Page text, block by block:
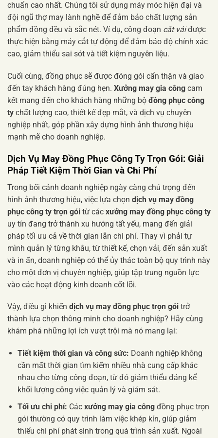
chuẩn cao nhất. Chúng tôi sử dụng máy móc hiện đại và
đội ngũ thợ may lành nghề để đảm bảo chất lượng sản
phẩm đồng đều và sắc nét. Ví dụ, công đoạn cắt vảiđược
thực hiện bằng máy cắt tự động để đảm bảo độ chính xác
cao, giảm thiểu sai sót và tiết kiệm nguyên liệu.
Cuối cùng, đồng phục sẽ được đóng gói cẩn thận và giao
đến tay khách hàng đúng hẹn. Xưởng may gia công cam
kết mang đến cho khách hàng những bộ đồng phục công
ty chất lượng cao, thiết kế đẹp mắt, và dịch vụ chuyên
nghiệp nhất, góp phần xây dựng hình ảnh thương hiệu
mạnh mẽ cho doanh nghiệp.
Dịch Vụ May Đồng Phục Công Ty Trọn Gói: Giải
Pháp Tiết Kiệm Thời Gian và Chi Phí
Trong bối cảnh doanh nghiệp ngày càng chú trọng đến
hình ảnh thương hiệu, việc lựa chọn dịch vụ may đồng
phục công ty trọn gói từ các xưởng may đồng phục công ty
uy tín đang trở thành xu hướng tất yếu, mang đến giải
pháp tối ưu cả về thời gian lẫn chi phí. Thay vì phải tự
mình quản lý từng khâu, từ thiết kế, chọn vải, đến sản xuất
và in ấn, doanh nghiệp có thể ủy thác toàn bộ quy trình này
cho một đơn vị chuyên nghiệp, giúp tập trung nguồn lực
vào các hoạt động kinh doanh cốt lõi.
Vậy, điều gì khiến dịch vụ may đồng phục trọn gói trở
thành lựa chọn thông minh cho doanh nghiệp? Hãy cùng
khám phá những lợi ích vượt trội mà nó mang lại:
Tiết kiệm thời gian và công sức: Doanh nghiệp không
cần mất thời gian tìm kiếm nhiều nhà cung cấp khác
nhau cho từng công đoạn, từ đó giảm thiểu đáng kể
khối lượng công việc quản lý và giám sát.
Tối ưu chi phí: Các xưởng may gia côngđồng phục trọn
gói thường có quy trình làm việc khép kín, giúp giảm
thiểu chi phí phát sinh trong quá trình sản xuất. Ngoài